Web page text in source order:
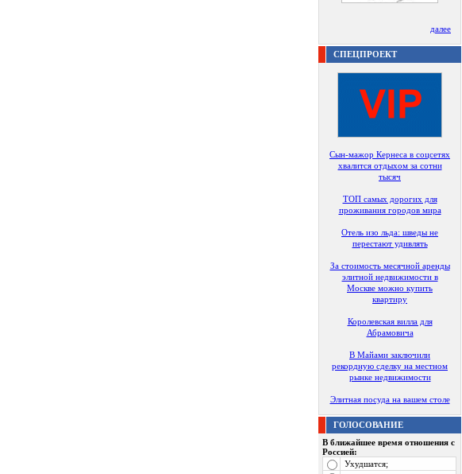
далее
СПЕЦПРОЕКТ
Сын-мажор Кернеса в соцсетях
хвалится отдыхом за сотни
тысяч
ТОП самых дорогих для
проживания городов мира
Отель изо льда: шведы не
перестают удивлять
За стоимость месячной аренды
элитной недвижимости в
Москве можно купить
квартиру
Королевская вилла для
Абрамовича
В Майами заключили
рекордную сделку на местном
рынке недвижимости
Элитная посуда на вашем столе
ГОЛОСОВАНИЕ
В ближайшее время отношения с
Россией:
Ухудшатся;